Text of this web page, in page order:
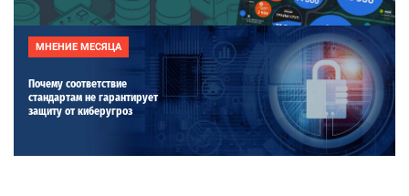
МНЕНИЕ МЕСЯЦА
Почему соответствие
стандартам не гарантирует
защиту от киберугроз